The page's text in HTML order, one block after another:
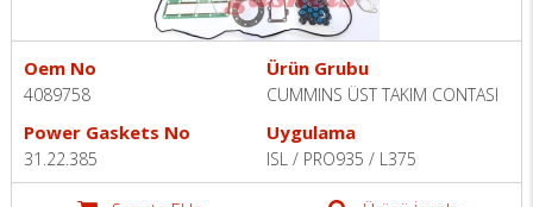
Oem No
4089758
Ürün Grubu
CUMMINS ÜST TAKIM CONTASI
Power Gaskets No
31.22.385
Uygulama
ISL / PRO935 / L375